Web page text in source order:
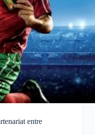
entre